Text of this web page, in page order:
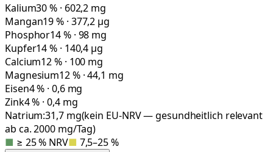
Kalium30 % · 602,2 mg
Mangan19 % · 377,2 µg
Phosphor14 % · 98 mg
Kupfer14 % · 140,4 µg
Calcium12 % · 100 mg
Magnesium12 % · 44,1 mg
Eisen4 % · 0,6 mg
Zink4 % · 0,4 mg
Natrium:31,7mg(kein EU-NRV — gesundheitlich relevant
ab ca. 2000 mg/Tag)
■ ≥ 25 % NRV■ 7,5–25 %